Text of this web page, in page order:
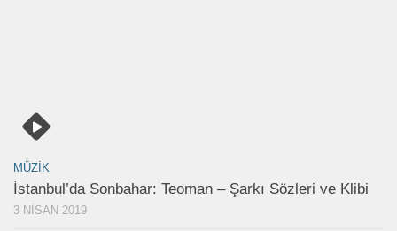
MÜZIK
İstanbul’da Sonbahar: Teoman – Şarkı Sözleri ve Klibi
3 NISAN 2019